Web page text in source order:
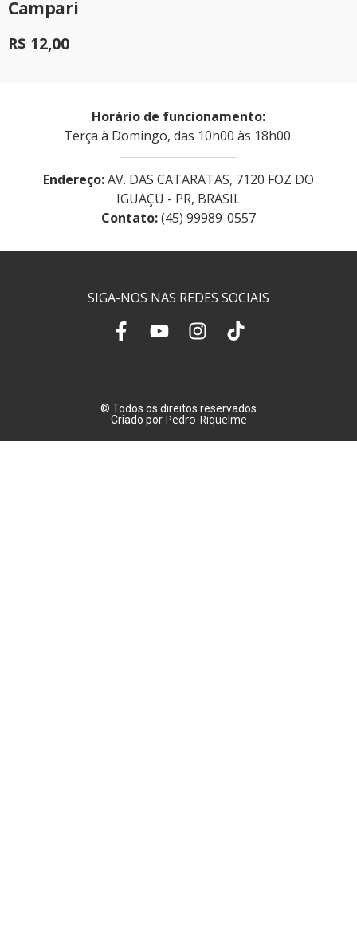
Campari
R$ 12,00
Horário de funcionamento:
Terça à Domingo, das 10h00 às 18h00.
Endereço:AV. DAS CATARATAS, 7120 FOZ DO
IGUAÇU - PR, BRASIL
Contato:(45) 99989-0557
SIGA-NOS NAS REDES SOCIAIS
© Todos os direitos reservados
Criado por Pedro Riquelme